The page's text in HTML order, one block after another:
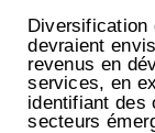
Diversification
devraient
revenus en
services, en
identifiant des
secteurs